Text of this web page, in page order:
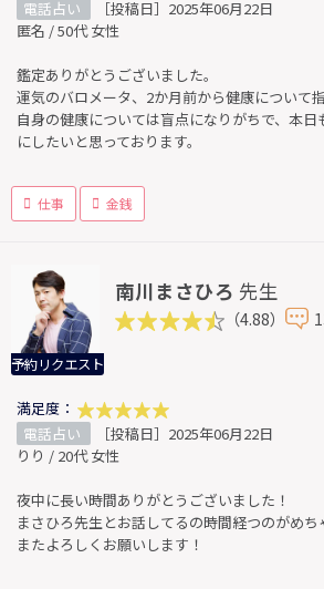
電話占い
［投稿日］2025年06月22日
匿名 / 50代 女性
鑑定ありがとうございました。
運気のバロメータ、2か月前から健康について
自身の健康については盲点になりがちで、本
にしたいと思っております。
仕事 金銭
予約リクエスト
南川まさひろ 先生
（4.88）
満足度：
電話占い
［投稿日］2025年06月22日
りり / 20代 女性
夜中に長い時間ありがとうございました！
まさひろ先生とお話してるの時間経つのがめ
またよろしくお願いします！